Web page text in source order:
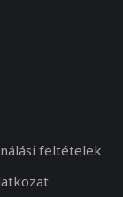
feltételek